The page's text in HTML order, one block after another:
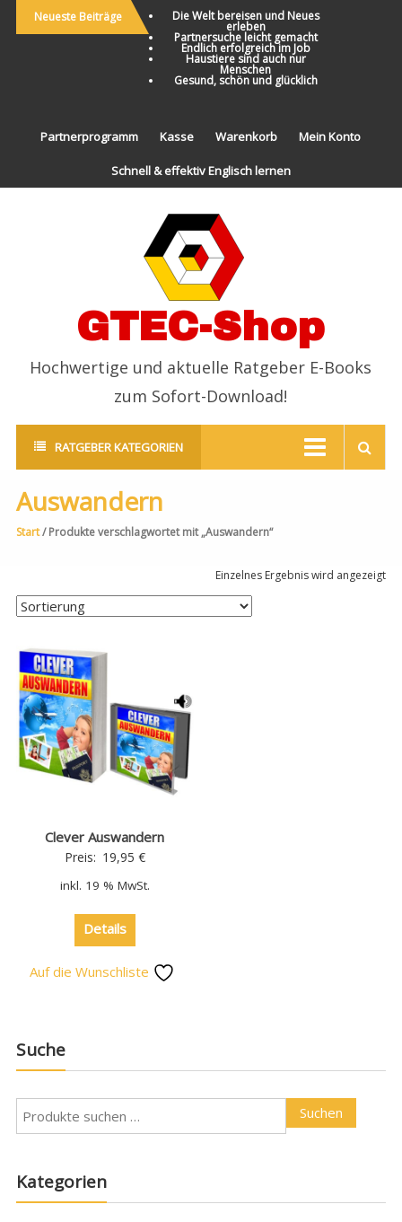
Neueste Beiträge Die Welt bereisen und Neues
erleben
Partnersuche leicht gemacht
Endlich erfolgreich im Job
Haustiere sind auch nur
Menschen
Gesund, schön und glücklich
Partnerprogramm Kasse Warenkorb Mein Konto
Schnell & effektiv Englisch lernen
GTEC-Shop
Hochwertige und aktuelle Ratgeber E-Books
zum Sofort-Download!
RATGEBER KATEGORIEN
Auswandern
Start/ Produkte verschlagwortet mit „Auswandern“
Einzelnes Ergebnis wird angezeigt
Clever Auswandern
Preis: 19,95 €
inkl. 19 % MwSt.
Details
Auf die Wunschliste
Suche
Suchen
Kategorien